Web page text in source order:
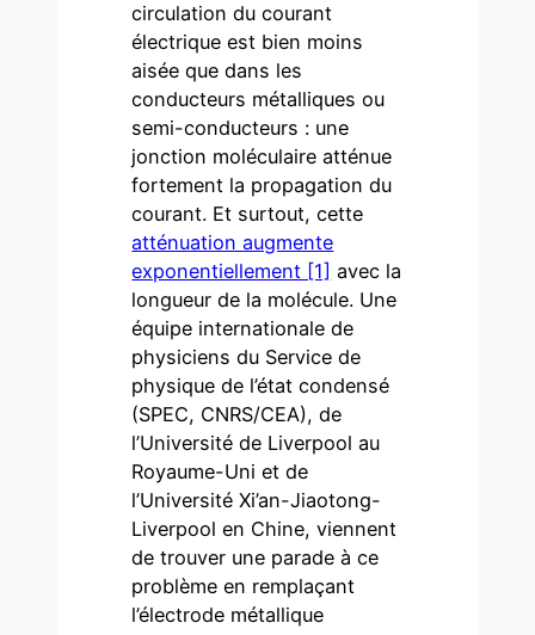
circulation du courant
électrique est bien moins
aisée que dans les
conducteurs métalliques ou
semi-conducteurs : une
jonction moléculaire atténue
fortement la propagation du
courant. Et surtout, cette
atténuation augmente
exponentiellement [1] avec la
longueur de la molécule. Une
équipe internationale de
physiciens du Service de
physique de l’état condensé
(SPEC, CNRS/CEA), de
l’Université de Liverpool au
Royaume-Uni et de
l’Université Xi’an-Jiaotong-
Liverpool en Chine, viennent
de trouver une parade à ce
problème en remplaçant
l’électrode métallique